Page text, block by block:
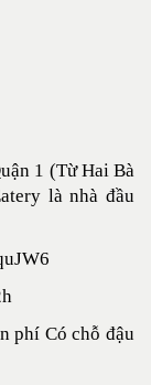
1 (Từ Hai Bà
là nhà đầu
phí Có chỗ đậu